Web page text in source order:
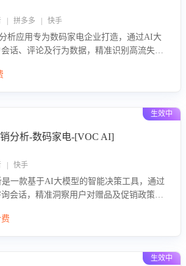
| 拼多多 | 快手
析应用专为数码家电企业打造，通过AI大
话、评论及行为数据，精准识别高流失风
。系统自动输出可落地的挽回策略，迅速
生效中
分析-数码家电-[VOC AI]
| 快手
一款基于AI大模型的智能决策工具，通过
会话，精准洞察用户对赠品及促销政策的
性化赠品组合策略，优化资源投放并淘汰
生效中